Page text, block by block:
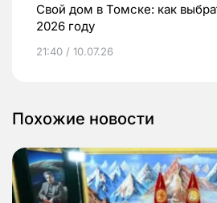
Свой дом в Томске: как
2026 году
21:40 / 10.07.26
Похожие новости